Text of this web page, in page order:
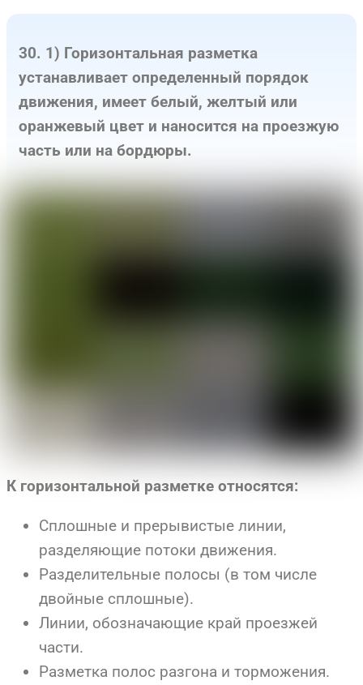
30. 1) Горизонтальная разметка
устанавливает определенный порядок
движения, имеет белый, желтый или
оранжевый цвет и наносится на проезжую
часть или на бордюры.
К горизонтальной разметке относятся:
Сплошные и прерывистые линии,
разделяющие потоки движения.
Разделительные полосы (в том числе
двойные сплошные).
Линии, обозначающие край проезжей
части.
Разметка полос разгона и торможения.